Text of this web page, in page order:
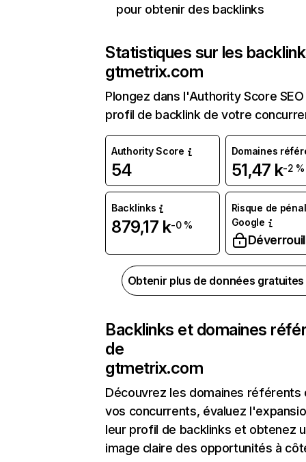
pour obtenir des backlinks
Statistiques sur les
gtmetrix.com
Plongez dans l'Authority Score
profil de backlink de votre
Authority Score
54
Domaines
51,47 k-2 %
Backlinks
879,17 k-0 %
Risque de
Google
Obtenir plus de données
Backlinks et domaines
de
gtmetrix.com
Découvrez les domaines référents
vos concurrents, évaluez
leur profil de backlinks et obtenez
image claire des opportunités à